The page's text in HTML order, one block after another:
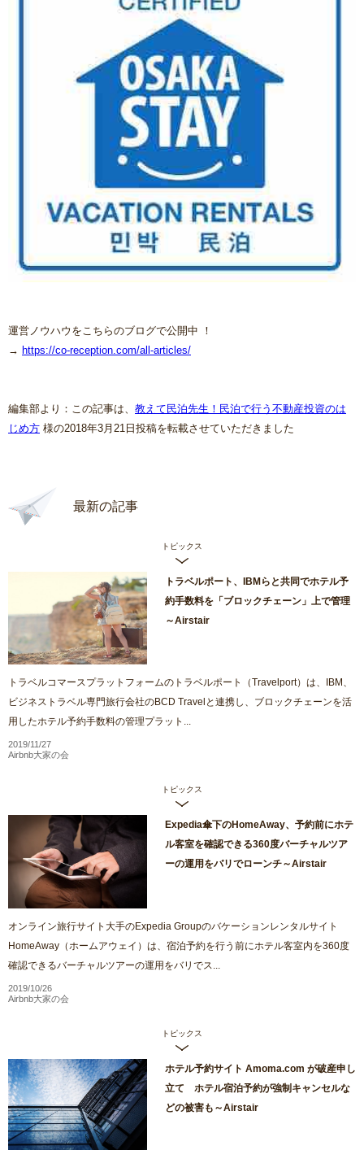
運営ノウハウをこちらのブログで公開中 ！
→ https://co-reception.com/all-articles/
編集部より：この記事は、 教えて民泊先生！民泊で行う不動産投資のは
じめ方 様の2018年3月21日投稿を転載させていただきました
最新の記事
トピックス
トラベルポート、IBMらと共同でホテル予
約手数料を「ブロックチェーン」上で管理
～Airstair
トラベルコマースプラットフォームのトラベルポート（Travelport）は、IBM、
ビジネストラベル専門旅行会社のBCD Travelと連携し、ブロックチェーンを活
用したホテル予約手数料の管理プラット...
2019/11/27
Airbnb大家の会
トピックス
Expedia傘下のHomeAway、予約前にホテ
ル客室を確認できる360度バーチャルツア
ーの運用をバリでローンチ～Airstair
オンライン旅行サイト大手のExpedia Groupのバケーションレンタルサイト
HomeAway（ホームアウェイ）は、宿泊予約を行う前にホテル客室内を360度
確認できるバーチャルツアーの運用をバリでス...
2019/10/26
Airbnb大家の会
トピックス
ホテル予約サイト Amoma.com が破産申し
立て ホテル宿泊予約が強制キャンセルな
どの被害も～Airstair